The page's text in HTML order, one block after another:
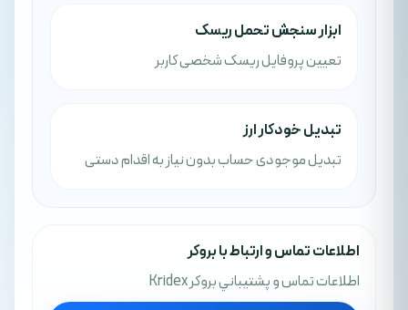
ابزار سنجش تحمل ریسک
تعیین پروفایل ریسک شخصی کاربر
تبدیل خودکار ارز
تبدیل موجودی حساب بدون نیاز به اقدام دستی
اطلاعات تماس و ارتباط با بروکر
اطلاعات تماس و پشتيباني بروکر Kridex